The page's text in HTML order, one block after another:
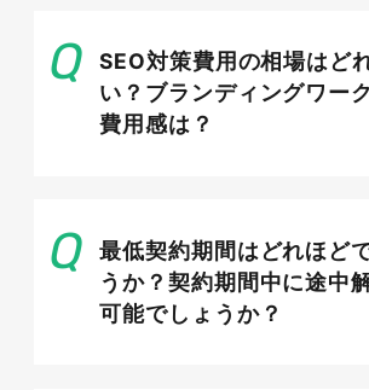
Googleビジネスプロフィー
（MEO）で地域の見込み客
エステサロンの集客において、
で重要なのがMEO（マップエンジン
す。「地域名+エステ」で検索する
索結果の上部にGoogleマップと店
SEO対策費用の相場はど
い？ブランディングワー
費用感は？
最低契約期間はどれほど
うか？契約期間中に途中
可能でしょうか？